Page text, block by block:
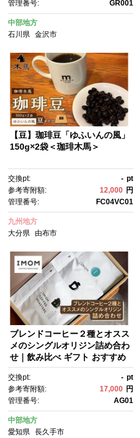
管理番号:
GR001
中部地方
石川県
金沢市
【豆】珈琲豆「ゆふいんの風」
150g×2袋＜珈琲木馬＞
交換pt: - pt
参考寄附額:
12,000 円
管理番号:
FC04VC01
九州地方
大分県
由布市
ブレンドコーヒー２種とオスス
メのシングルオリジン詰め合わ
せ｜飲み比べ ギフト おすすめ
ヒー シングルオリジン 飲み比
べセット 豆 ドリップ ギフト プ
レゼント 人気 おすすめ グル
メ お取り寄せ 通販 送料無料 ふ
るさと納税 ］
交換pt: - pt
参考寄附額:
17,000 円
管理番号:
AG01
中部地方
愛知県
長久手市